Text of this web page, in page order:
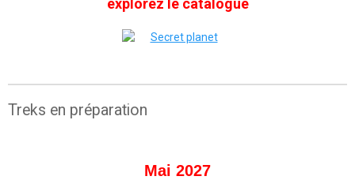
Treks en préparation
Mai 2027